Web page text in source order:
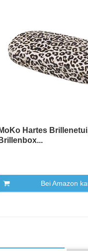
MoKo Hartes
Brillenbox...
Bei Amazon